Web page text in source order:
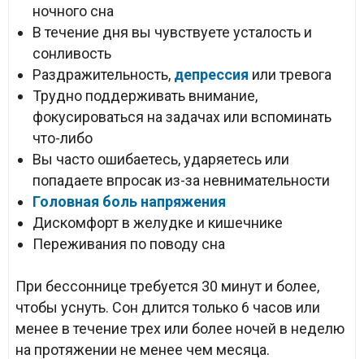
ночного сна
В течение дня вы чувствуете усталость и
сонливость
Раздражительность, депрессия или тревога
Трудно поддерживать внимание,
фокусироваться на задачах или вспоминать
что-либо
Вы часто ошибаетесь, ударяетесь или
попадаете впросак из-за невнимательности
Головная боль напряжения
Дискомфорт в желудке и кишечнике
Переживания по поводу сна
При бессоннице требуется 30 минут и более,
чтобы уснуть. Сон длится только 6 часов или
менее в течение трех или более ночей в неделю
на протяжении не менее чем месяца.